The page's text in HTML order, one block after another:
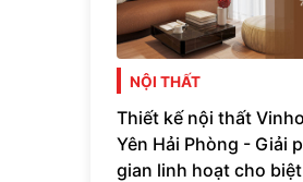
NỘI THẤT
Thiết kế nội thất
Yên Hải Phòng - Giải
gian linh hoạt cho